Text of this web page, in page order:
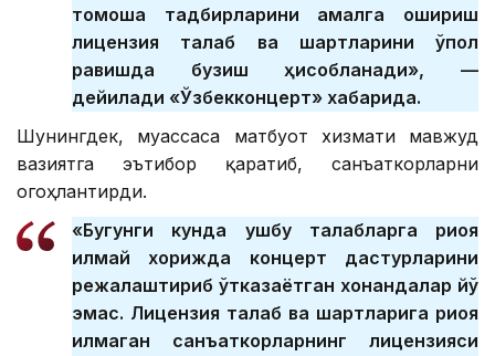
томоша тадбирларини амалга ошириш
лицензия талаб ва шартларини қўпол
равишда бузиш ҳисобланади», —
дейилади «Ўзбекконцерт» хабарида.
Шунингдек, муассаса матбуот хизмати мавжуд
вазиятга эътибор қаратиб, санъаткорларни
огоҳлантирди.
«Бугунги кунда ушбу талабларга риоя
қилмай хорижда концерт дастурларини
режалаштириб ўтказаётган хонандалар йўқ
эмас. Лицензия талаб ва шартларига риоя
қилмаган санъаткорларнинг лицензияси